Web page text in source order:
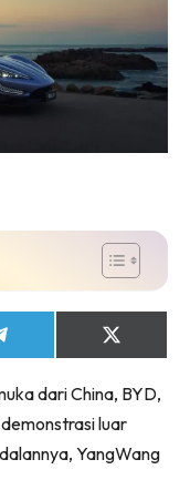
Share
on
(Twitter)
dari China, BYD,
luar
YangWang